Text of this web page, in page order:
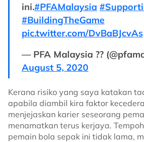
ini.#PFAMalaysia
#BuildingTheGame
pic.twitter.com/DvBaBJcvAs
— PFA Malaysia ??
August 5, 2020
Kerana risiko yang saya katakan
apabila diambil kira faktor
menjejaskan karier seseorang
menamatkan terus kerjaya.
pemain bola sepak ini tidak lama,